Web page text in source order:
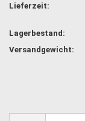
Lieferzeit:
Lagerbestand:
Versandgewicht: